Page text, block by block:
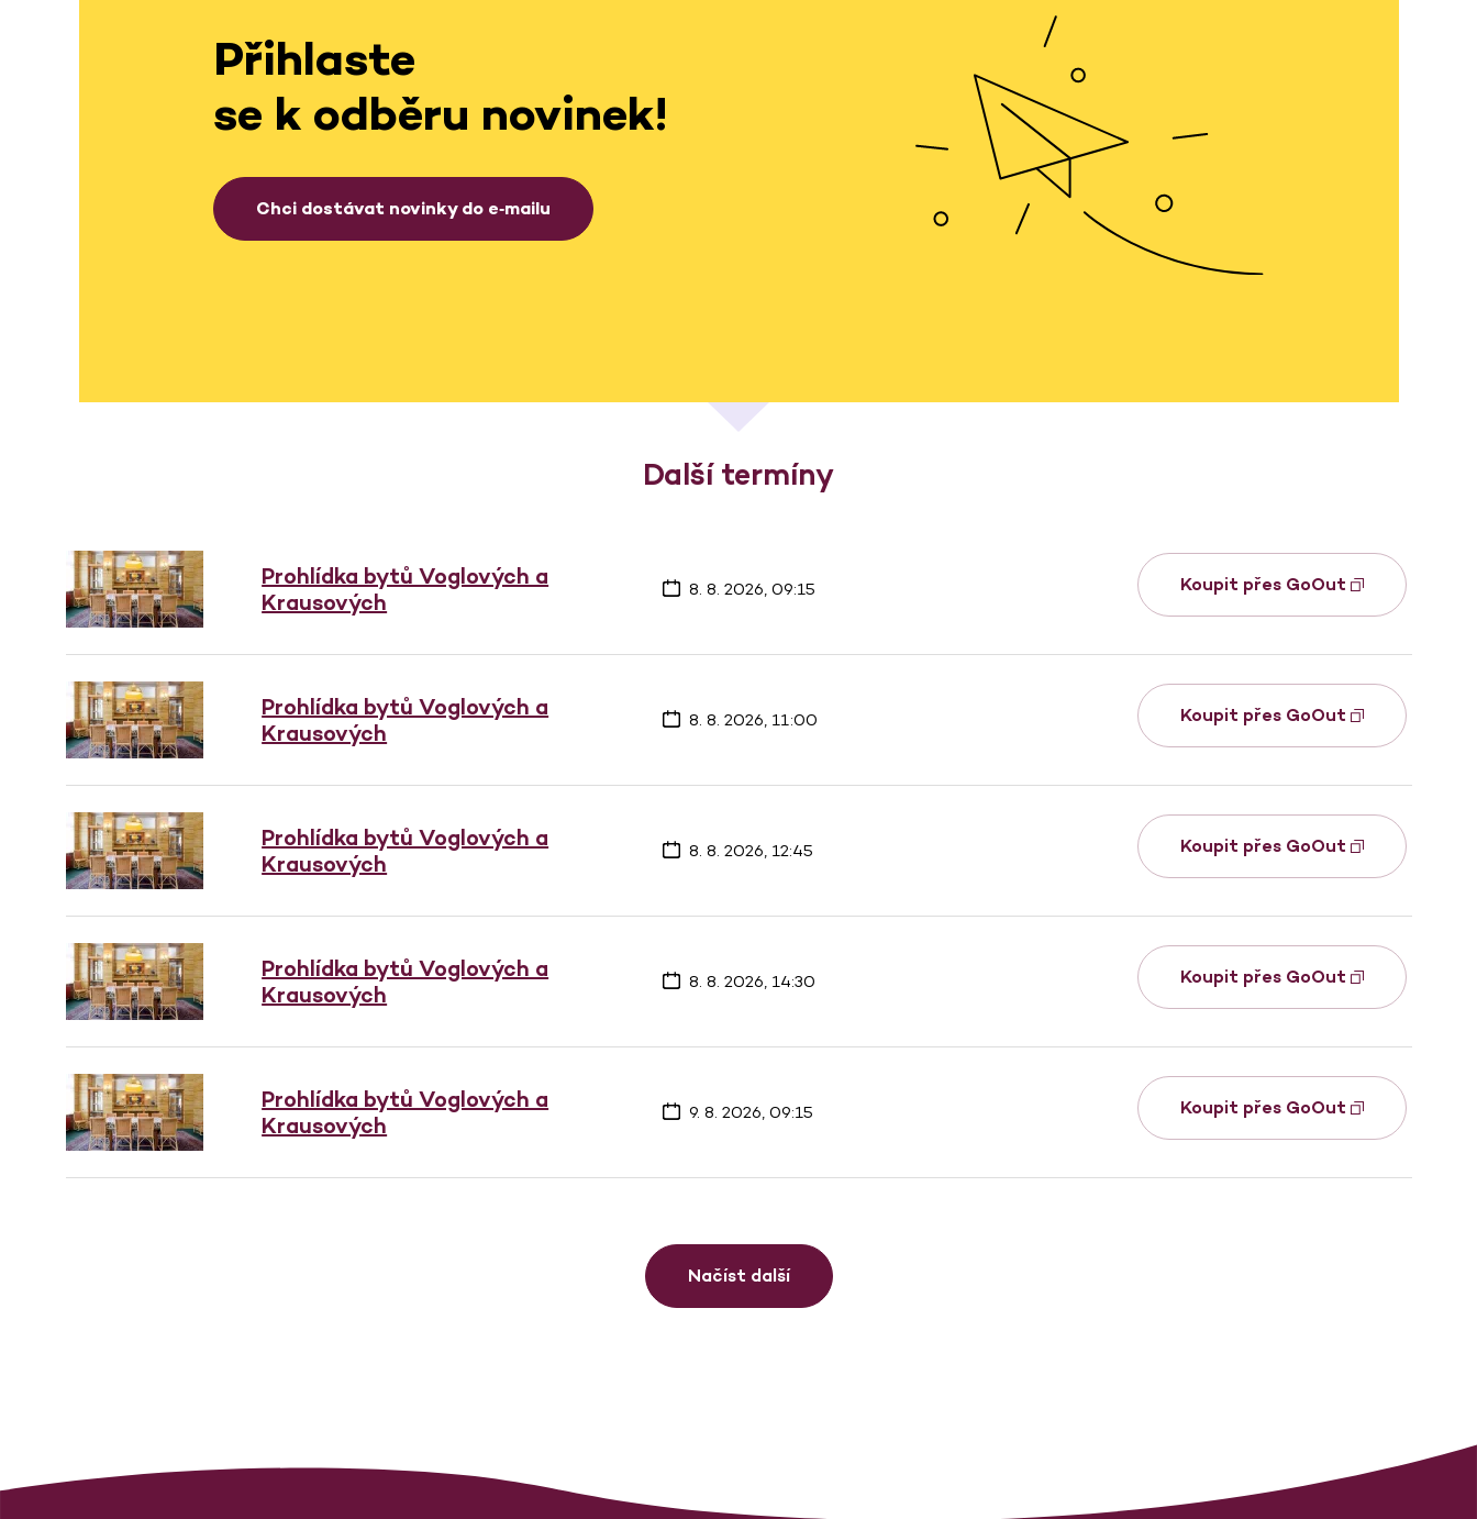
Přihlaste
se k odběru novinek!
Chci dostávat novinky do e‑mailu
Další termíny
Prohlídka bytů Voglových a
Krausových
8. 8. 2026, 09:15 Koupit přes GoOut
Prohlídka bytů Voglových a
Krausových
8. 8. 2026, 11:00 Koupit přes GoOut
Prohlídka bytů Voglových a
Krausových
8. 8. 2026, 12:45 Koupit přes GoOut
Prohlídka bytů Voglových a
Krausových
8. 8. 2026, 14:30 Koupit přes GoOut
Prohlídka bytů Voglových a
Krausových
9. 8. 2026, 09:15 Koupit přes GoOut
Načíst další